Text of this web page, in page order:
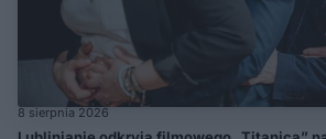
8 sierpnia 2026